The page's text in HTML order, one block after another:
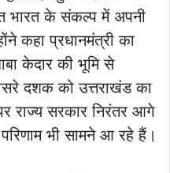
भारत के संकल्प में अपनी
कहा प्रधानमंत्री का
केदार की भूमि से
दशक को उत्तराखंड का
राज्य सरकार निरंतर आगे
भी सामने आ रहे हैं।